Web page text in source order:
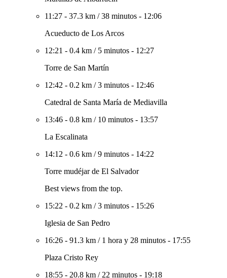
11:27 - 37.3 km /38 minutos - 12:06
Acueducto de Los Arcos
12:21 - 0.4 km / 5 minutos - 12:27
Torre de San Martín
12:42 - 0.2 km /3 minutos - 12:46
Catedral de Santa María de Mediavilla
13:46 - 0.8 km / 10 minutos - 13:57
La Escalinata
14:12 - 0.6 km /9 minutos - 14:22
Torre mudéjar de El Salvador
Best views from the top.
15:22 - 0.2 km /3 minutos - 15:26
Iglesia de San Pedro
16:26 - 91.3 km / 1 hora y 28 minutos - 17:55
Plaza Cristo Rey
18:55 - 20.8 km / 22 minutos - 19:18